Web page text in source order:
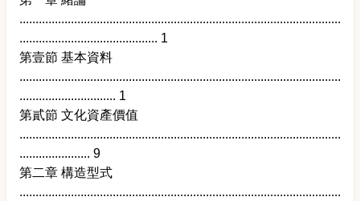
....................................................................................................
........................................... 1
第壹節 基本資料
....................................................................................................
.............................. 1
第貳節 文化資產價值
....................................................................................................
...................... 9
第二章 構造型式
....................................................................................................